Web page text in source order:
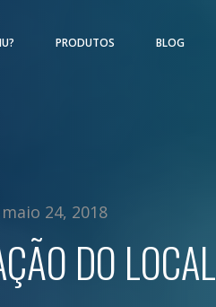
PRODUTOS BLOG
24, 2018
DO LOCAL